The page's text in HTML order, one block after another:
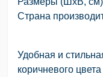
Страна
Удобная и
коричневого